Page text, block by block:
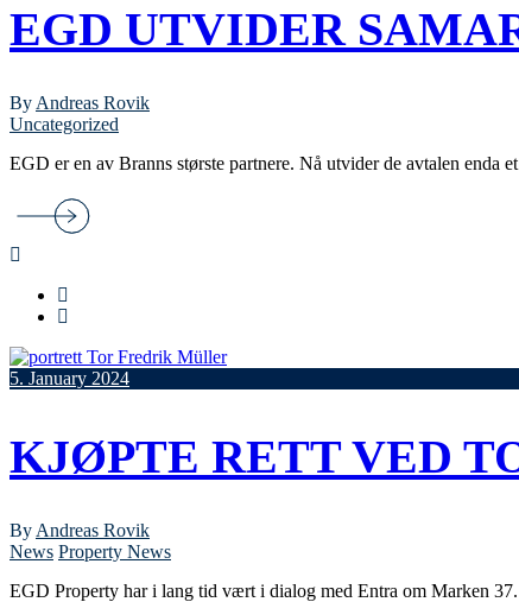
EGD UTVIDER
By Andreas Rovik
Uncategorized
EGD er en av Branns største partnere. Nå utvider de avtalen
5. January 2024
KJØPTE RETT VED
By Andreas Rovik
News Property News
EGD Property har i lang tid vært i dialog med Entra om Marken